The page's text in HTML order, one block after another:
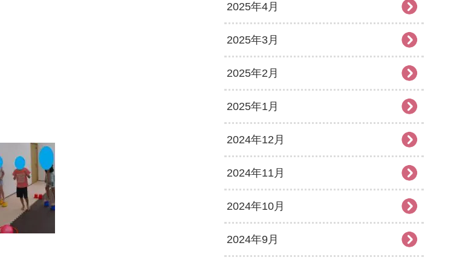
2025年4月
2025年3月
2025年2月
2025年1月
2024年12月
2024年11月
2024年10月
2024年9月